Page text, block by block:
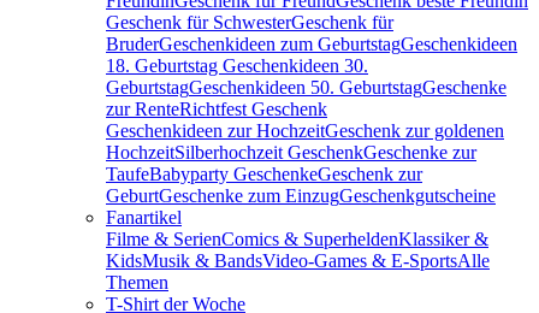
Geschenk für SchwesterGeschenk für
BruderGeschenkideen zum GeburtstagGeschenkideen
18. Geburtstag Geschenkideen 30.
GeburtstagGeschenkideen 50. GeburtstagGeschenke
zur RenteRichtfest Geschenk
Geschenkideen zur HochzeitGeschenk zur goldenen
HochzeitSilberhochzeit GeschenkGeschenke zur
TaufeBabyparty GeschenkeGeschenk zur
GeburtGeschenke zum EinzugGeschenkgutscheine
Fanartikel
Filme & SerienComics & SuperheldenKlassiker &
KidsMusik & BandsVideo-Games & E-SportsAlle
Themen
T-Shirt der Woche